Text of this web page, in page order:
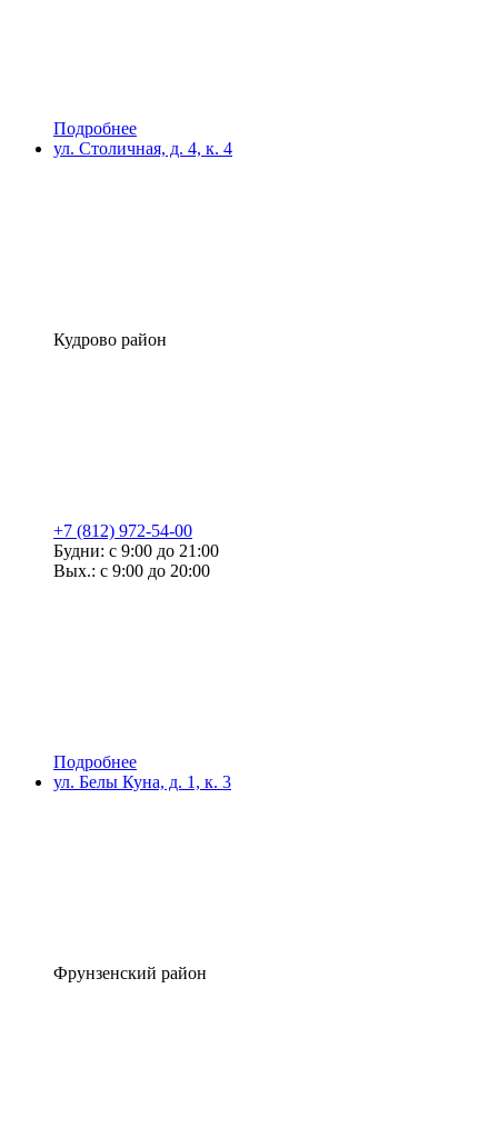
Подробнее
ул. Столичная, д. 4, к. 4
Кудрово район
+7 (812) 972-54-00
Будни: с 9:00 до 21:00
Вых.: с 9:00 до 20:00
Подробнее
ул. Белы Куна, д. 1, к. 3
Фрунзенский район